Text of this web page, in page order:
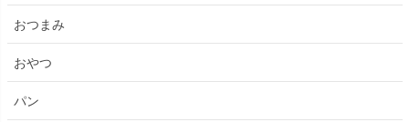
おつまみ
おやつ
パン